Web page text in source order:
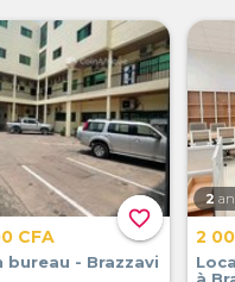
favorite_border
CFA
bureau - Brazzavi
2
2